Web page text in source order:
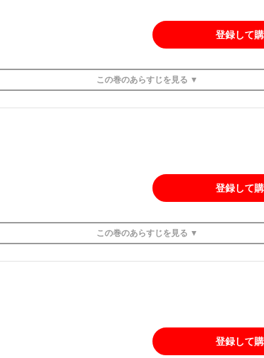
登録して
この巻のあらすじを 見る ▼
登録して
この巻のあらすじを 見る ▼
登録して